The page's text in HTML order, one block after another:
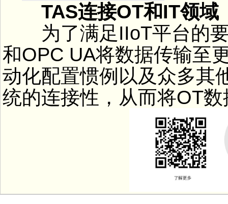
TAS连接OT和IT领域
为了满足IIoT平台的要
和OPC UA将数据传输至
动化配置惯例以及众多其
统的连接性，从而将OT